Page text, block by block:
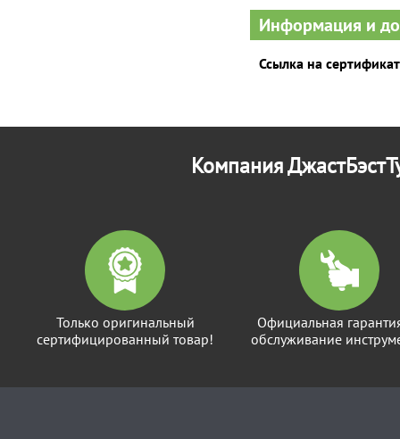
Информация и
Ссылка на сертификат
Компания
Только оригинальный
сертифицированный товар!
Официальная
обслуживание